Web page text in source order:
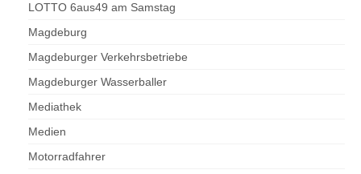
LOTTO 6aus49 am Samstag
Magdeburg
Magdeburger Verkehrsbetriebe
Magdeburger Wasserballer
Mediathek
Medien
Motorradfahrer